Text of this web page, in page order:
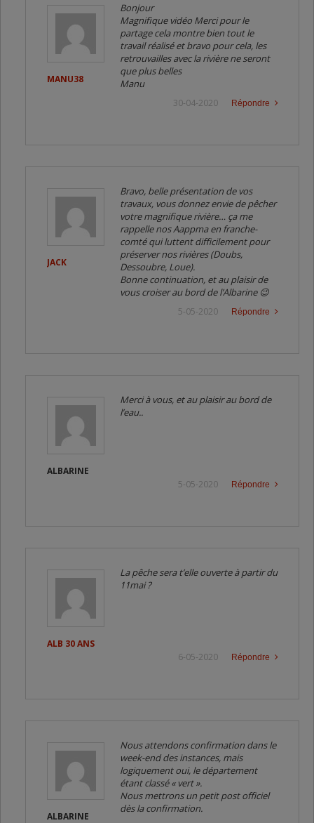
MANU38
Bonjour
Magnifique vidéo Merci pour le
partage cela montre bien tout le
travail réalisé et bravo pour cela, les
retrouvailles avec la rivière ne seront
que plus belles
Manu
Répondre
30-04-2020
JACK
Bravo, belle présentation de vos
travaux, vous donnez envie de pêcher
votre magnifique rivière… ça me
rappelle nos Aappma en franche-
comté qui luttent difficilement pour
préserver nos rivières (Doubs,
Dessoubre, Loue).
Bonne continuation, et au plaisir de
vous croiser au bord de l’Albarine 😉
Répondre
5-05-2020
ALBARINE
Merci à vous, et au plaisir au bord de
l’eau..
Répondre
5-05-2020
ALB 30 ANS
La pêche sera t’elle ouverte à partir du
11mai ?
Répondre
6-05-2020
ALBARINE
Nous attendons confirmation dans le
week-end des instances, mais
logiquement oui, le département
étant classé « vert ».
Nous mettrons un petit post officiel
dès la confirmation.